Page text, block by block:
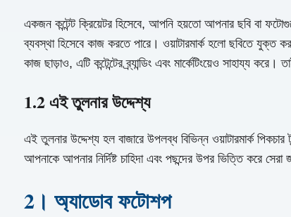
একজন কন্টেন্ট ক্রিয়েটর হিসেবে, আপনি হয়তো আপনার ছবি বা
ব্যবস্থা হিসেবে কাজ করতে পারে। ওয়াটারমার্ক হলো ছবিতে যুক্ত
কাজ ছাড়াও, এটি কন্টেন্টের ব্র্যান্ডিং এবং মার্কেটিংয়েও সাহায্য
1.2 এই তুলনার উদ্দেশ্য
এই তুলনার উদ্দেশ্য হল বাজারে উপলব্ধ বিভিন্ন ওয়াটারমার্ক
আপনাকে আপনার নির্দিষ্ট চাহিদা এবং পছন্দের উপর ভিত্তি করে
2। অ্যাডোব ফটোশপ